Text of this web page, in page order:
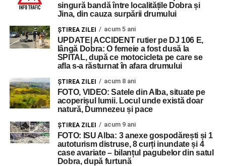
singură bandă între localitățile Dobra și
Jina, din cauza surpării drumului
ŞTIREA ZILEI acum 5 ani
UPDATE| ACCIDENT rutier pe DJ 106 E,
lângă Dobra: O femeie a fost dusă la
SPITAL, după ce motocicleta pe care se
afla s-a răsturnat în afara drumului
ŞTIREA ZILEI acum 8 ani
FOTO, VIDEO: Satele din Alba, situate pe
acoperișul lumii. Locul unde există doar
natură, Dumnezeu și pace
ŞTIREA ZILEI acum 9 ani
FOTO: ISU Alba: 3 anexe gospodărești și 1
autoturism distruse, 8 curți inundate și 4
case avariate – bilanțul pagubelor din satul
Dobra, după furtună